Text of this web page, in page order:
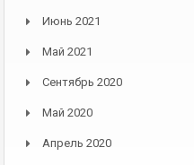
Июнь 2021
Май 2021
Сентябрь 2020
Май 2020
Апрель 2020